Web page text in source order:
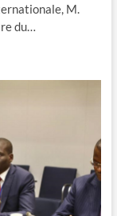
M.
du…